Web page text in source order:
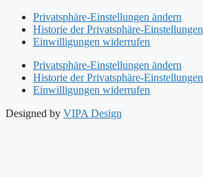
Privatsphäre-Einstellungen ändern
Historie der Privatsphäre-Einstellungen
Einwilligungen widerrufen
Privatsphäre-Einstellungen ändern
Historie der Privatsphäre-Einstellungen
Einwilligungen widerrufen
Designed by VIPA Design